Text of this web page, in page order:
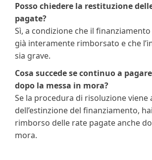
Posso chiedere la restituzione
pagate?
Sì, a condizione che il
già interamente rimborsato e che
sia grave.
Cosa succede se continuo a
dopo la messa in mora?
Se la procedura di risoluzione viene
dell’estinzione del finanziamento,
rimborso delle rate pagate anche
mora.